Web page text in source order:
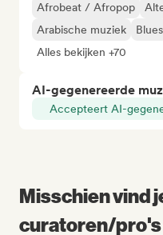
Afrobeat / Afropop
Arabische muziek
Blues
Alles bekijken +70
AI-gegenereerde
Accepteert AI-
Misschien vind
curatoren/pro's